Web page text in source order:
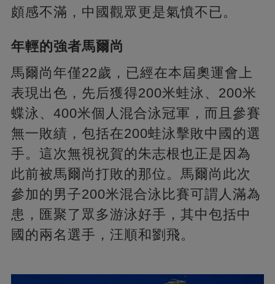
頗感不滿，中國觀眾更是氣憤不已。
年輕的強者馬爾尚
馬爾尚年僅22歲，已經在本屆奧運會上
表現出色，先后獲得200米蛙泳、200米
蝶泳、400米個人混合泳冠軍，而且參賽
無一敗績，包括在200蛙泳擊敗中國的選
手。這次無視祝賀的朱志根也正是因為
此前被馬爾尚打敗的那位。馬爾尚此次
參加的男子200米混合泳比賽可謂人滿為
患，匯聚了眾多游泳好手，其中包括中
國的兩名選手，汪順和劉飛。